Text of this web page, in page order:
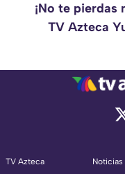
¡No te pierdas
TV Azteca
TV Azteca
Noticias